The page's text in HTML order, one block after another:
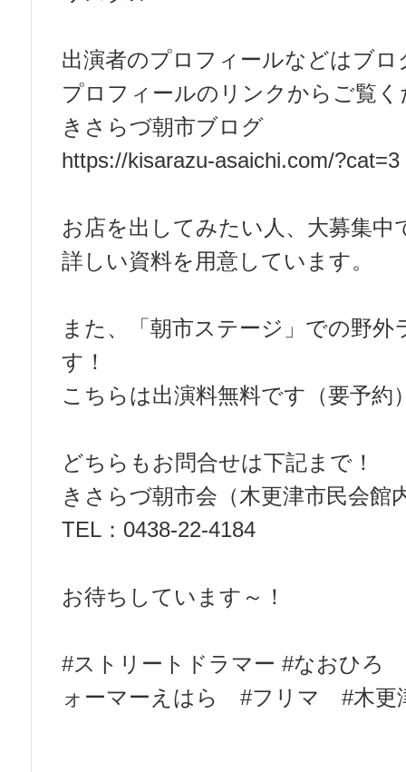
出演者のプロフィールなどはブ
プロフィールのリンクからご覧く
きさらづ朝市ブログ
https://kisarazu-asaichi.com/?cat=3
お店を出してみたい人、大募集中
詳しい資料を用意しています。
また、「朝市ステージ」での野
す！
こちらは出演料無料です（要予約
どちらもお問合せは下記まで！
きさらづ朝市会（木更津市民会館
TEL：0438-22-4184
お待ちしています～！
#ストリートドラマー #なおひ
ォーマーえはら #フリマ #木更